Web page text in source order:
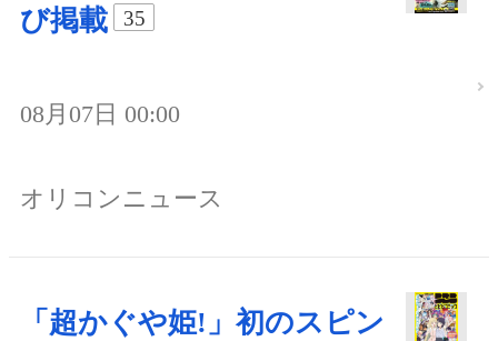
び掲載
35
08月07日 00:00
オリコンニュース
「超かぐや姫!」初のスピン